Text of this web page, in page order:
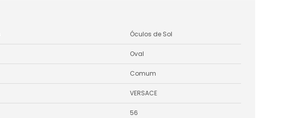
Óculos de Sol
Oval
Comum
VERSACE
56